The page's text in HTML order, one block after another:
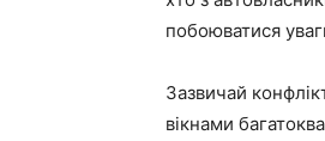
побоюватися
Зазвичай
вікнами